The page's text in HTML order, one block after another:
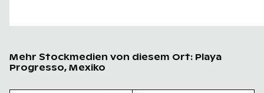
Mehr Stockmedien von diesem Ort: Playa
Progresso, Mexiko